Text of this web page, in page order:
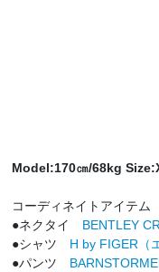
Model:170㎝/68kg
コーディネイトアイテム
●ネクタイ BENTLEY
●シャツ H by FIGER（
●パンツ